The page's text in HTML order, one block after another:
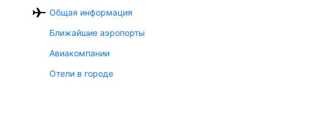
Общая информация
Ближайшие аэропорты
Авиакомпании
Отели в городе